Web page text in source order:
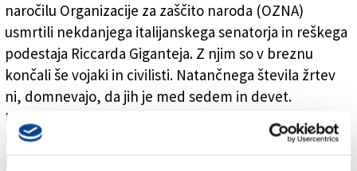
naročilu Organizacije za zaščito naroda (OZNA)
usmrtili nekdanjega italijanskega senatorja in reškega
podestaja Riccarda Giganteja. Z njim so v breznu
končali še vojaki in civilisti. Natančnega števila žrtev
ni, domnevajo, da jih je med sedem in devet.
Nedavna najdba naj bi razkrila še to nejasnost, ob
kosteh so namreč našli še nekaj osebnih predmetov.